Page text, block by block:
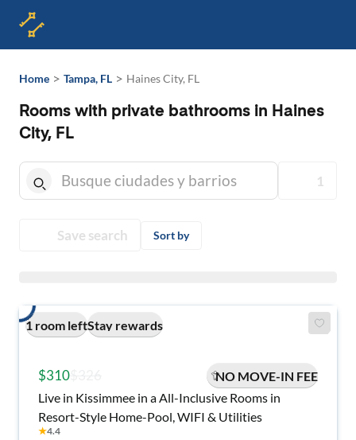
Home > Tampa, FL > Haines City, FL
Rooms with private bathrooms in Haines
City, FL
1
Save search Sort by
1 room leftStay rewards
$310
NO MOVE-IN FEE
Live in Kissimmee in a All-Inclusive Rooms in
Resort-Style Home-Pool, WIFI & Utilities
★4.4